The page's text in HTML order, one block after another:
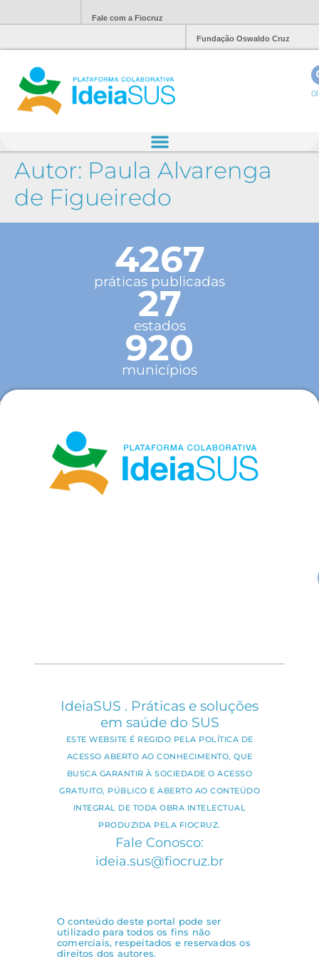
Fale com a Fiocruz
Fundação Oswaldo Cruz
Autor: Paula Alvarenga
de Figueiredo
4267
práticas publicadas
27
estados
920
municípios
IdeiaSUS . Práticas e soluções
em saúde do SUS
ESTE WEBSITE É REGIDO PELA POLÍTICA DE
ACESSO ABERTO AO CONHECIMENTO, QUE
BUSCA GARANTIR À SOCIEDADE O ACESSO
GRATUITO, PÚBLICO E ABERTO AO CONTEÚDO
INTEGRAL DE TODA OBRA INTELECTUAL
PRODUZIDA PELA FIOCRUZ.
Fale Conosco:
ideia.sus@fiocruz.br
O conteúdo deste portal pode ser
utilizado para todos os fins não
comerciais, respeitados e reservados os
direitos dos autores.